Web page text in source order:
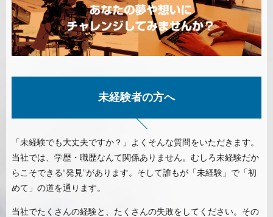
未経験者の方へ
「未経験でも大丈夫ですか？」よくそんな質問をいただきます。
当社では、学歴・職歴なんて関係ありません。むしろ未経験だか
らこそできる“発見”があります。そして誰もが「未経験」で「初
めて」の道を通ります。
当社でたくさんの経験と、たくさんの失敗をしてください。その